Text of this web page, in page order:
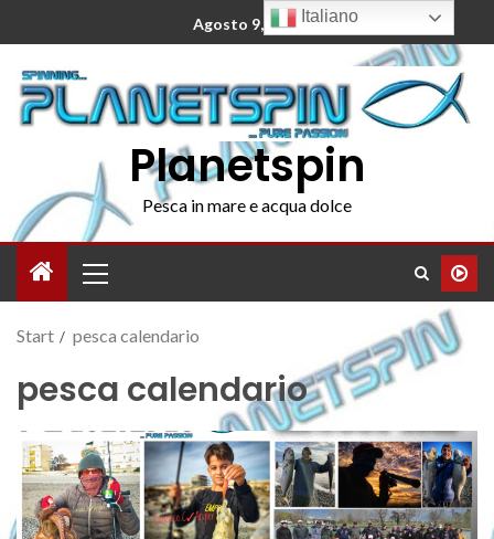
Agosto 9, 2026
Planetspin
Pesca in mare e acqua dolce
Start pesca calendario
pesca calendario
Italiano